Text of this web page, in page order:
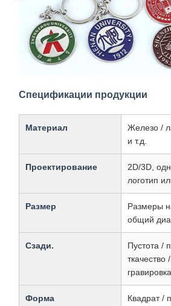
Спецификации продукции
Материал
Железо /
и т.д.
Проектирование
2D/3D,
логотип
Размер
Размеры
общий
Сзади.
Пустота /
ткачество
Форма
Квадрат /